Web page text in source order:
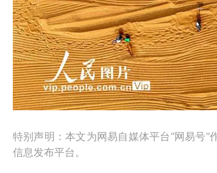
特别声明：本文为网易自媒体平台“网易号
信息发布平台。